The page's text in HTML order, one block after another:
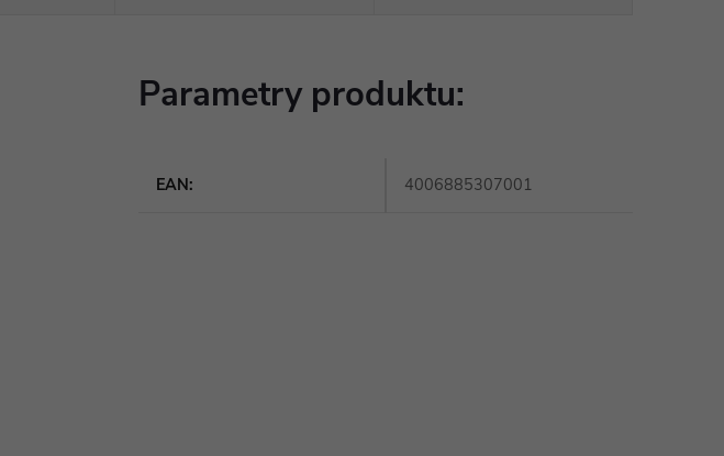
Parametry produktu:
EAN: 4006885307001